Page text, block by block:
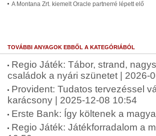
A Montana Zrt. kiemelt Oracle partnerré lépett elő
TOVÁBBI ANYAGOK EBBŐL A KATEGÓRIÁBÓL
Regio Játék: Tábor, strand,
családok a nyári szünetet | 2026-
Provident: Tudatos tervezéssel
karácsony | 2025-12-08 10:54
Erste Bank: Így költenek a
Regio Játék: Játékforradalom a